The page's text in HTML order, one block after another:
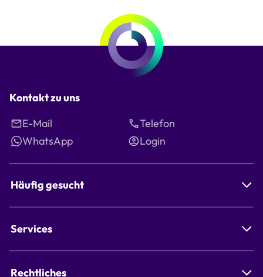
Kontakt zu uns
E-Mail
Telefon
WhatsApp
Login
Häufig gesucht
Services
Rechtliches